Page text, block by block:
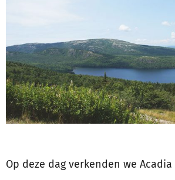
Op deze dag verkenden we